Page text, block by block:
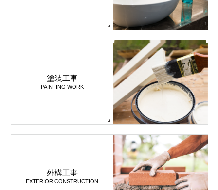
塗装工事
PAINTING WORK
外構工事
EXTERIOR CONSTRUCTION